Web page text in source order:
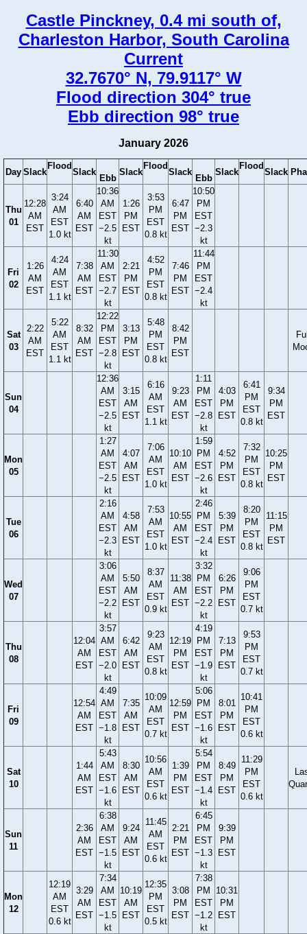
Castle Pinckney, 0.4 mi south of,
Charleston Harbor, South Carolina
Current
32.7670° N, 79.9117° W
Flood direction 304° true
Ebb direction 98° true
January 2026
Day Slack
Flood
Slack
Ebb
Slack
Flood
Slack
Ebb
Slack
Flood
Slack
Thu
01
12:28
AM
EST
3:24
AM
EST
1.0 kt
6:40
AM
EST
10:36
AM
EST
−2.5
kt
1:26
PM
EST
3:53
PM
EST
0.8 kt
6:47
PM
EST
10:50
PM
EST
−2.3
kt
Fri
02
1:26
AM
EST
4:24
AM
EST
1.1 kt
7:38
AM
EST
11:30
AM
EST
−2.7
kt
2:21
PM
EST
4:52
PM
EST
0.8 kt
7:46
PM
EST
11:44
PM
EST
−2.4
kt
Sat
03
2:22
AM
EST
5:22
AM
EST
1.1 kt
8:32
AM
EST
12:22
PM
EST
−2.8
kt
3:13
PM
EST
5:48
PM
EST
0.8 kt
8:42
PM
EST
Sun
04
12:36
AM
EST
−2.5
kt
3:15
AM
EST
6:16
AM
EST
1.1 kt
9:23
AM
EST
1:11
PM
EST
−2.8
kt
4:03
PM
EST
6:41
PM
EST
0.8 kt
9:34
PM
EST
Mon
05
1:27
AM
EST
−2.5
kt
4:07
AM
EST
7:06
AM
EST
1.0 kt
10:10
AM
EST
1:59
PM
EST
−2.6
kt
4:52
PM
EST
7:32
PM
EST
0.8 kt
10:25
PM
EST
Tue
06
2:16
AM
EST
−2.3
kt
4:58
AM
EST
7:53
AM
EST
1.0 kt
10:55
AM
EST
2:46
PM
EST
−2.4
kt
5:39
PM
EST
8:20
PM
EST
0.8 kt
11:15
PM
EST
Wed
07
3:06
AM
EST
−2.2
kt
5:50
AM
EST
8:37
AM
EST
0.9 kt
11:38
AM
EST
3:32
PM
EST
−2.2
kt
6:26
PM
EST
9:06
PM
EST
0.7 kt
Thu
08
12:04
AM
EST
3:57
AM
EST
−2.0
kt
6:42
AM
EST
9:23
AM
EST
0.8 kt
12:19
PM
EST
4:19
PM
EST
−1.9
kt
7:13
PM
EST
9:53
PM
EST
0.7 kt
Fri
09
12:54
AM
EST
4:49
AM
EST
−1.8
kt
7:35
AM
EST
10:09
AM
EST
0.7 kt
12:59
PM
EST
5:06
PM
EST
−1.6
kt
8:01
PM
EST
10:41
PM
EST
0.6 kt
Sat
10
1:44
AM
EST
5:43
AM
EST
−1.6
kt
8:30
AM
EST
10:56
AM
EST
0.6 kt
1:39
PM
EST
5:54
PM
EST
−1.4
kt
8:49
PM
EST
11:29
PM
EST
0.6 kt
Sun
11
2:36
AM
EST
6:38
AM
EST
−1.5
kt
9:24
AM
EST
11:45
AM
EST
0.6 kt
2:21
PM
EST
6:45
PM
EST
−1.3
kt
9:39
PM
EST
Mon
12
12:19
AM
EST
0.6 kt
3:29
AM
EST
7:34
AM
EST
−1.5
kt
10:19
AM
EST
12:35
PM
EST
0.5 kt
3:08
PM
EST
7:38
PM
EST
−1.2
kt
10:31
PM
EST